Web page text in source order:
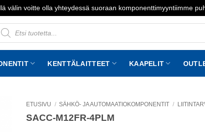
välin voitte olla yhteydessä suoraan komponenttimyyntiimme
KENTTÄLAITTEET KAAPELIT
ETUSIVU / SÄHKÖ- JA AUTOMAATIOKOMPONENTIT /
SACC-M12FR-4PLM